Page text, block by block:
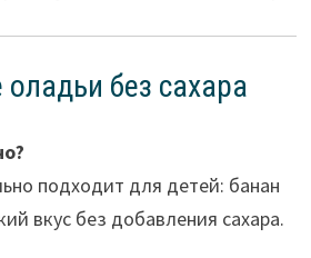
без сахара
подходит для детей: банан
вкус без добавления сахара.